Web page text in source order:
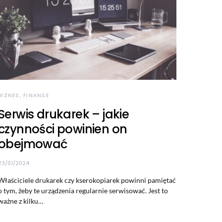
FINANSE
drukarek – jakie
powinien on
01/2024
drukarek czy kserokopiarek powinni pamiętać
tym, żeby te urządzenia regularnie serwisować. Jest to
z kilku…